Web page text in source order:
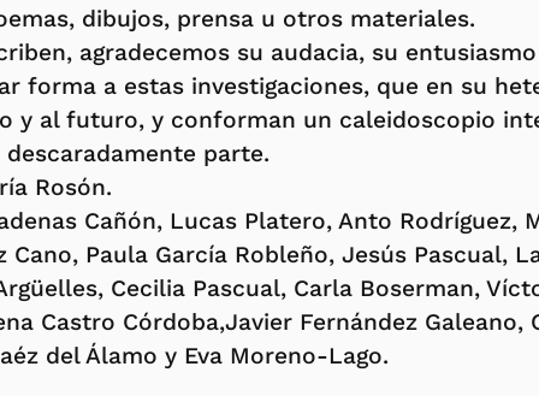
dibujos, prensa u otros materiales.
agradecemos su audacia, su
forma a estas investigaciones, que en su
y al futuro, y conforman un caleidoscopio
parte.
Rosón.
Cañón, Lucas Platero, Anto Rodríguez,
Cano, Paula García Robleño, Jesús Pascual,
Cecilia Pascual, Carla Boserman,
Castro Córdoba,Javier Fernández Galeano,
del Álamo y Eva Moreno-Lago.